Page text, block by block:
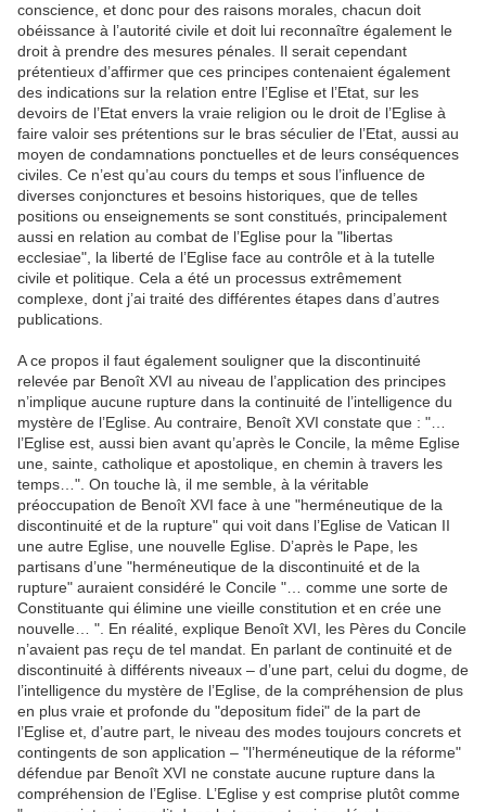
conscience, et donc pour des raisons morales, chacun doit
obéissance à l’autorité civile et doit lui reconnaître également le
droit à prendre des mesures pénales. Il serait cependant
prétentieux d’affirmer que ces principes contenaient également
des indications sur la relation entre l’Eglise et l’Etat, sur les
devoirs de l’Etat envers la vraie religion ou le droit de l’Eglise à
faire valoir ses prétentions sur le bras séculier de l’Etat, aussi au
moyen de condamnations ponctuelles et de leurs conséquences
civiles. Ce n’est qu’au cours du temps et sous l’influence de
diverses conjonctures et besoins historiques, que de telles
positions ou enseignements se sont constitués, principalement
aussi en relation au combat de l’Eglise pour la "libertas
ecclesiae", la liberté de l’Eglise face au contrôle et à la tutelle
civile et politique. Cela a été un processus extrêmement
complexe, dont j’ai traité des différentes étapes dans d’autres
publications.
A ce propos il faut également souligner que la discontinuité
relevée par Benoît XVI au niveau de l’application des principes
n’implique aucune rupture dans la continuité de l’intelligence du
mystère de l’Eglise. Au contraire, Benoît XVI constate que : "…
l’Eglise est, aussi bien avant qu’après le Concile, la même Eglise
une, sainte, catholique et apostolique, en chemin à travers les
temps…". On touche là, il me semble, à la véritable
préoccupation de Benoît XVI face à une "herméneutique de la
discontinuité et de la rupture" qui voit dans l’Eglise de Vatican II
une autre Eglise, une nouvelle Eglise. D’après le Pape, les
partisans d’une "herméneutique de la discontinuité et de la
rupture" auraient considéré le Concile "… comme une sorte de
Constituante qui élimine une vieille constitution et en crée une
nouvelle… ". En réalité, explique Benoît XVI, les Pères du Concile
n’avaient pas reçu de tel mandat. En parlant de continuité et de
discontinuité à différents niveaux – d’une part, celui du dogme, de
l’intelligence du mystère de l’Eglise, de la compréhension de plus
en plus vraie et profonde du "depositum fidei" de la part de
l’Eglise et, d’autre part, le niveau des modes toujours concrets et
contingents de son application – "l’herméneutique de la réforme"
défendue par Benoît XVI ne constate aucune rupture dans la
compréhension de l’Eglise. L’Eglise y est comprise plutôt comme